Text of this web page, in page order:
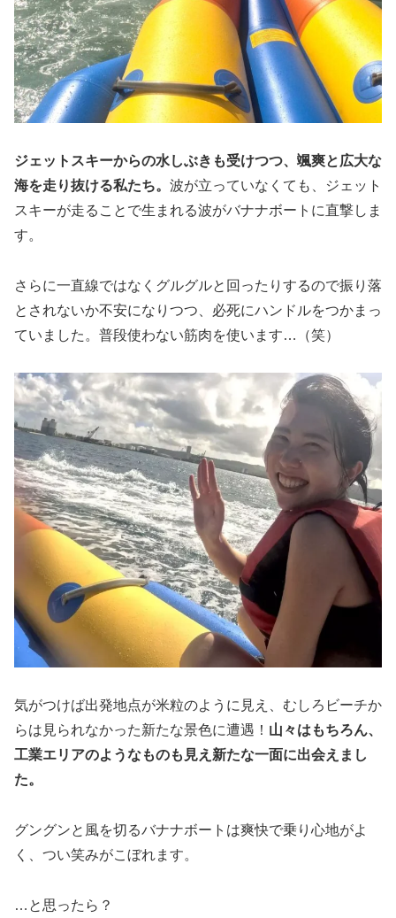
ジェットスキーからの水しぶきも受けつつ、颯爽と広大な
海を走り抜ける私たち。 波が立っていなくても、ジェット
スキーが走ることで生まれる波がバナナボートに直撃しま
す。
さらに一直線ではなくグルグルと回ったりするので振り落
とされないか不安になりつつ、必死にハンドルをつかまっ
ていました。普段使わない筋肉を使います…（笑）
気がつけば出発地点が米粒のように見え、むしろビーチか
らは見られなかった新たな景色に遭遇！ 山々はもちろん、
工業エリアのようなものも見え新たな一面に出会えまし
た。
グングンと風を切るバナナボートは爽快で乗り心地がよ
く、つい笑みがこぼれます。
…と思ったら？